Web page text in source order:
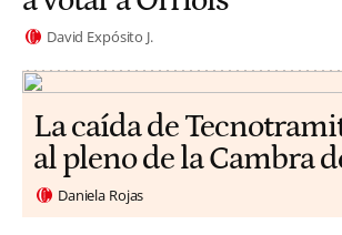
David Expósito J.
La caída de
al pleno de la Cambra
Daniela Rojas